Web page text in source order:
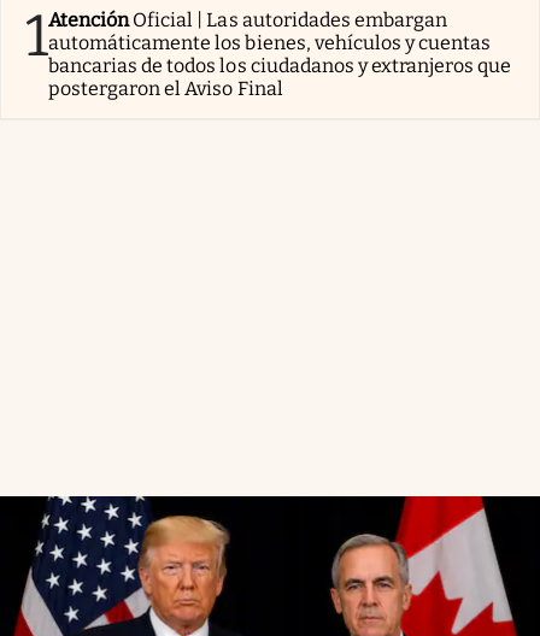
1AtenciónOficial | Las autoridades embargan
automáticamente los bienes, vehículos y cuentas
bancarias de todos los ciudadanos y extranjeros que
postergaron el Aviso Final